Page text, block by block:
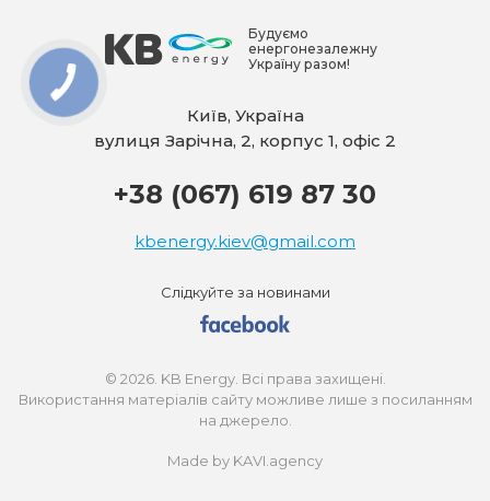
Будуємо
енергонезалежну
Україну разом!
Київ, Україна
вулиця Зарічна, 2, корпус 1, офіс 2
+38 (067) 619 87 30
kbenergy.kiev@gmail.com
Слідкуйте за новинами
© 2026. KB Energy. Всі права захищені.
Використання матеріалів сайту можливе лише з посиланням
на джерело.
Made by KAVI.agency